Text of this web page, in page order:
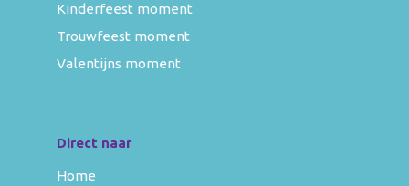
Kinderfeest moment
Trouwfeest moment
Valentijns moment
Direct naar
Home